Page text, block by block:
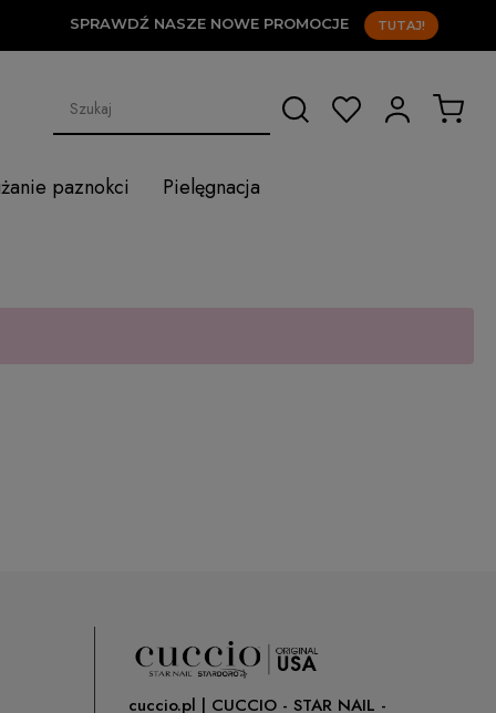
SPRAWDŹ NASZE NOWE PROMOCJE TUTAJ!
paznokci Pielęgnacja
cuccio.pl | CUCCIO - STAR NAIL -